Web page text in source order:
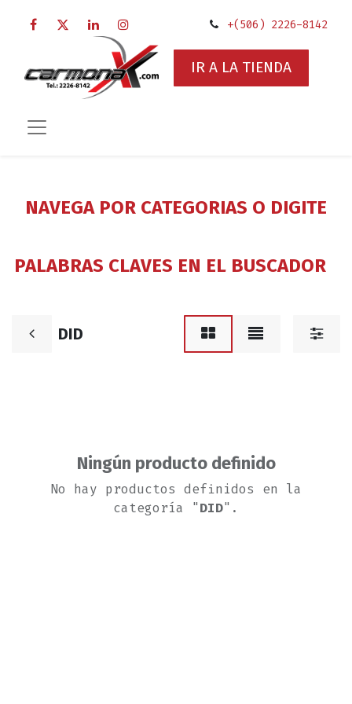
+(506) 2226-8142
IR A LA TIENDA
NAVEGA POR CATEGORIAS O DIGITE
PALABRAS CLAVES EN EL BUSCADOR
DID
Ningún producto definido
No hay productos definidos en la
categoría "DID".